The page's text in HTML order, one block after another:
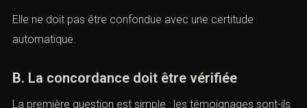
Une stabilité.
Un élément probatoire important.
Elle ne doit pas être confondue avec une certitude